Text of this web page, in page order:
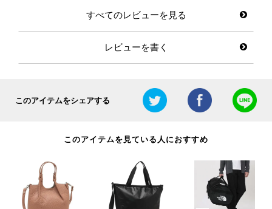
すべてのレビューを見る
レビューを書く
このアイテムをシェアする
このアイテムを見ている人におすすめ